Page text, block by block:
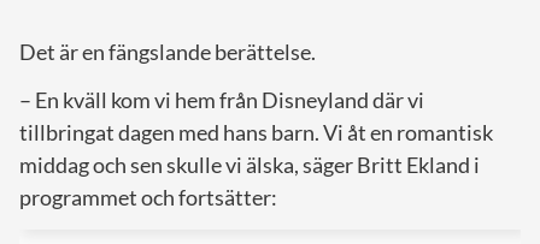
Det är en fängslande berättelse.
– En kväll kom vi hem från Disneyland där vi
tillbringat dagen med hans barn. Vi åt en romantisk
middag och sen skulle vi älska, säger Britt Ekland i
programmet och fortsätter: